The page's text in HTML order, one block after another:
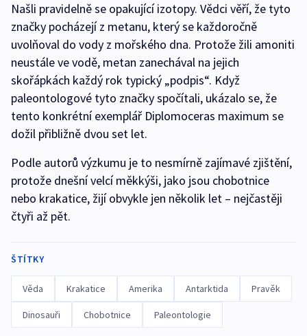
Našli pravidelně se opakující izotopy. Vědci věří, že tyto
značky pocházejí z metanu, který se každoročně
uvolňoval do vody z mořského dna. Protože žili amoniti
neustále ve vodě, metan zanechával na jejich
skořápkách každý rok typický „podpis“. Když
paleontologové tyto značky spočítali, ukázalo se, že
tento konkrétní exemplář Diplomoceras maximum se
dožil přibližně dvou set let.
Podle autorů výzkumu je to nesmírně zajímavé zjištění,
protože dnešní velcí měkkýši, jako jsou chobotnice
nebo krakatice, žijí obvykle jen několik let – nejčastěji
čtyři až pět.
ŠTÍTKY
Věda Krakatice Amerika Antarktida Pravěk
Dinosauři Chobotnice Paleontologie